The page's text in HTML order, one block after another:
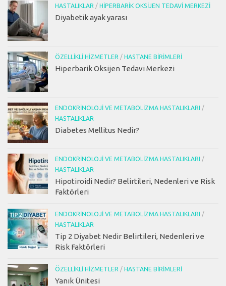
HASTALIKLAR / HIPERBARIK OKSIJEN TEDAVI MERKEZI
Diyabetik ayak yarası
ÖZELLIKLI HIZMETLER / HASTANE BIRIMLERI
Hiperbarik Oksijen Tedavi Merkezi
ENDOKRINOLOJI VE METABOLIZMA HASTALIKLARI
/
HASTALIKLAR
Diabetes Mellitus Nedir?
ENDOKRINOLOJI VE METABOLIZMA HASTALIKLARI
/
HASTALIKLAR
Hipotiroidi Nedir? Belirtileri, Nedenleri ve Risk
Faktörleri
ENDOKRINOLOJI VE METABOLIZMA HASTALIKLARI
/
HASTALIKLAR
Tip 2 Diyabet Nedir Belirtileri, Nedenleri ve
Risk Faktörleri
ÖZELLIKLI HIZMETLER / HASTANE BIRIMLERI
Yanık Ünitesi